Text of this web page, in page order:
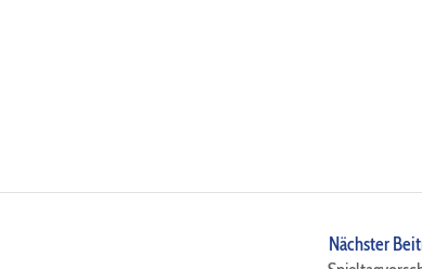
Nächster